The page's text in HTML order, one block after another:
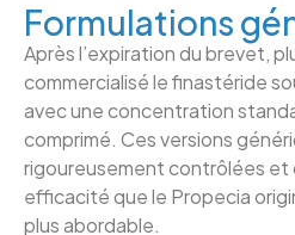
Formulations
Après l’expiration du brevet,
commercialisé le finastéride
avec une concentration
comprimé. Ces versions
rigoureusement contrôlées et
efficacité que le Propecia
plus abordable.